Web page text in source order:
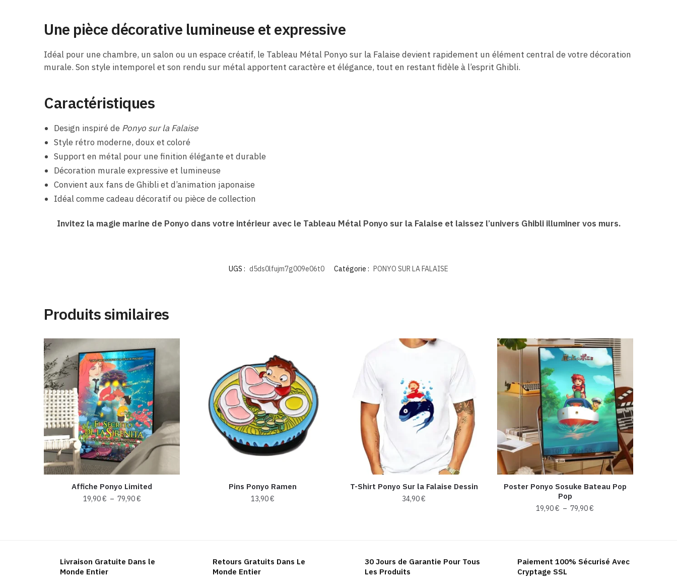
Une pièce décorative lumineuse et expressive
Idéal pour une chambre, un salon ou un espace créatif, le Tableau Métal Ponyo sur la Falaise devient rapidement un élément central de votre décoration
murale. Son style intemporel et son rendu sur métal apportent caractère et élégance, tout en restant fidèle à l’esprit Ghibli.
Caractéristiques
Design inspiré de Ponyo sur la Falaise
Style rétro moderne, doux et coloré
Support en métal pour une finition élégante et durable
Décoration murale expressive et lumineuse
Convient aux fans de Ghibli et d’animation japonaise
Idéal comme cadeau décoratif ou pièce de collection
Invitez la magie marine de Ponyo dans votre intérieur avec le Tableau Métal Ponyo sur la Falaise et laissez l’univers Ghibli illuminer vos murs.
UGS : d5ds0lfujm7g009e06t0 Catégorie : PONYO SUR LA FALAISE
Produits similaires
Affiche Ponyo Limited
19,90€ – 79,90€Plage
variations.
Pins Ponyo Ramen
13,90€
T-Shirt Ponyo Sur la Falaise Dessin
34,90€
variations.
Poster Ponyo Sosuke Bateau Pop
Pop
19,90€ – 79,90€
79,90 €
plusieurs
variations.
Livraison Gratuite Dans le
Monde Entier
Retours Gratuits Dans Le
Monde Entier
30 Jours de Garantie Pour Tous
Les Produits
Paiement 100% Sécurisé Avec
Cryptage SSL